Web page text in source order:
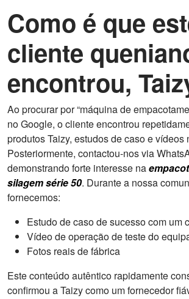
Como é que
cliente
encontrou,
Ao procurar por “máquina de
no Google, o cliente encontrou
produtos Taizy, estudos de caso e vídeos
Posteriormente, contactou-nos via
demonstrando forte interesse na
silagem série 50. Durante a nossa
fornecemos:
Estudo de caso de sucesso com um
Vídeo de operação de teste do
Fotos reais de fábrica
Este conteúdo autêntico rapidamente
confirmou a Taizy como um fornecedor